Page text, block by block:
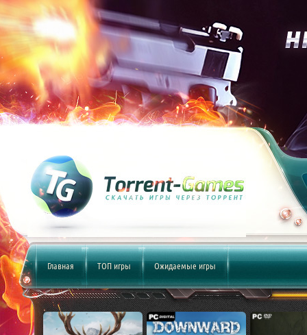
Главная ТОП игры Ожидаемые игры